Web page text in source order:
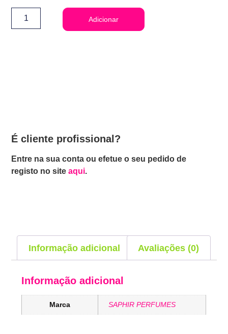
Adicionar
É cliente profissional?
Entre na sua conta ou efetue o seu pedido de
registo no siteaqui.
Informação adicional Avaliações (0)
Informação adicional
Marca SAPHIR PERFUMES